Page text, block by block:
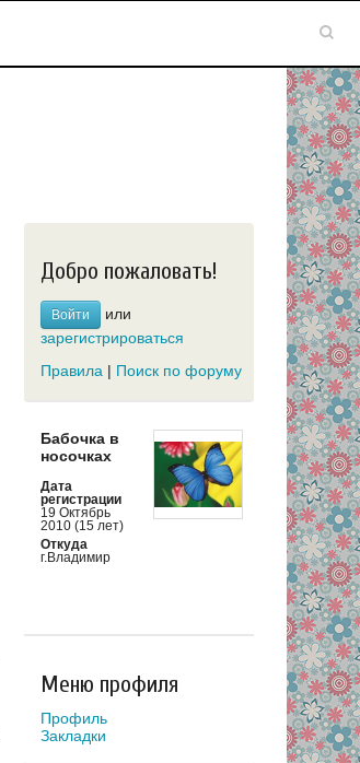
Добро пожаловать!
Войти
или
зарегистрироваться
Правила | Поиск по форуму
Бабочка в
носочках
Дата
регистрации
19 Октябрь
2010 (15 лет)
Откуда
г.Владимир
Меню профиля
Профиль
Закладки